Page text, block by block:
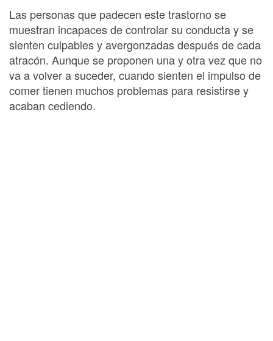
Las personas que padecen este trastorno se
muestran incapaces de controlar su conducta y se
sienten culpables y avergonzadas después de cada
atracón. Aunque se proponen una y otra vez que no
va a volver a suceder, cuando sienten el impulso de
comer tienen muchos problemas para resistirse y
acaban cediendo.